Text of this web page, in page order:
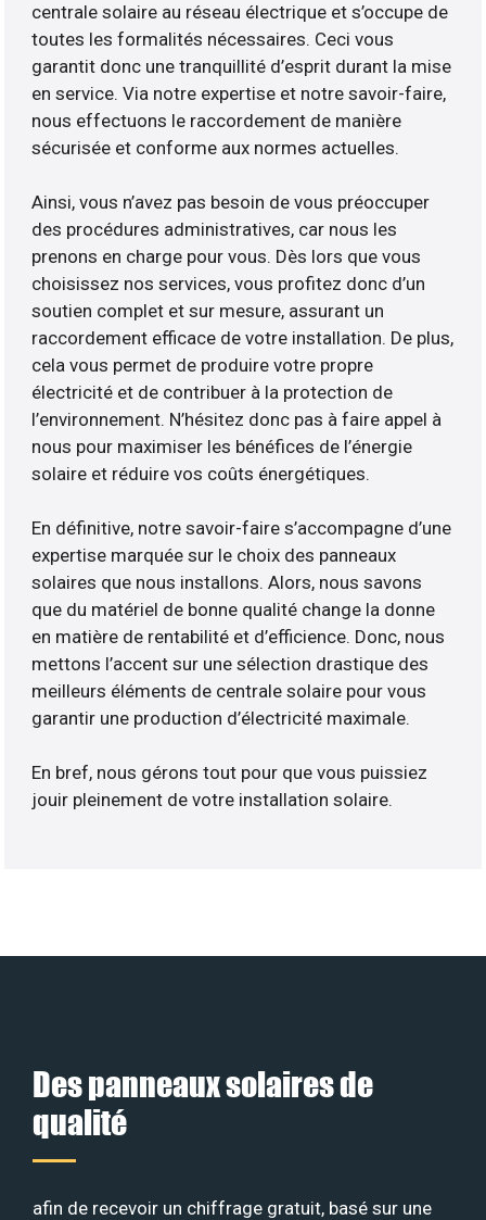
centrale solaire au réseau électrique et s’occupe de
toutes les formalités nécessaires. Ceci vous
garantit donc une tranquillité d’esprit durant la mise
en service. Via notre expertise et notre savoir-faire,
nous effectuons le raccordement de manière
sécurisée et conforme aux normes actuelles.
Ainsi, vous n’avez pas besoin de vous préoccuper
des procédures administratives, car nous les
prenons en charge pour vous. Dès lors que vous
choisissez nos services, vous profitez donc d’un
soutien complet et sur mesure, assurant un
raccordement efficace de votre installation. De plus,
cela vous permet de produire votre propre
électricité et de contribuer à la protection de
l’environnement. N’hésitez donc pas à faire appel à
nous pour maximiser les bénéfices de l’énergie
solaire et réduire vos coûts énergétiques.
En définitive, notre savoir-faire s’accompagne d’une
expertise marquée sur le choix des panneaux
solaires que nous installons. Alors, nous savons
que du matériel de bonne qualité change la donne
en matière de rentabilité et d’efficience. Donc, nous
mettons l’accent sur une sélection drastique des
meilleurs éléments de centrale solaire pour vous
garantir une production d’électricité maximale.
En bref, nous gérons tout pour que vous puissiez
jouir pleinement de votre installation solaire.
Des panneaux solaires de
qualité
afin de recevoir un chiffrage gratuit, basé sur une